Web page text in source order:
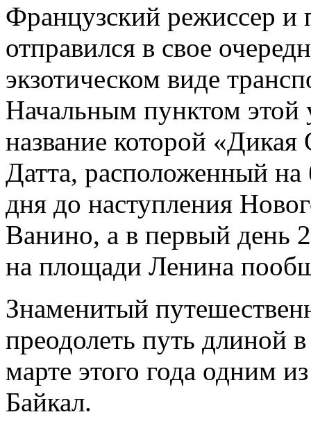
Французский режиссер и
отправился в свое
экзотическом виде
Начальным пунктом этой
название которой «Дикая
Датта, расположенный на
дня до наступления
Ванино, а в первый день
на площади Ленина
Знаменитый
преодолеть путь длиной
марте этого года одним
Байкал.